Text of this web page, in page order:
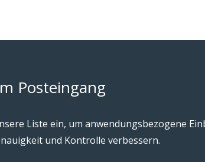
Posteingang
Liste ein, um anwendungsbezogene
und Kontrolle verbessern.